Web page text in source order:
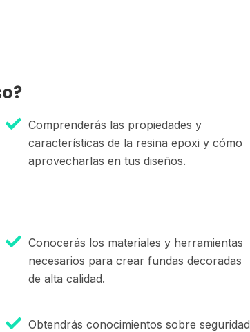
Comprenderás las propiedades y
características de la resina epoxi y cómo
aprovecharlas en tus diseños.
Conocerás los materiales y herramientas
necesarios para crear fundas decoradas
de alta calidad.
Obtendrás conocimientos sobre seguridad